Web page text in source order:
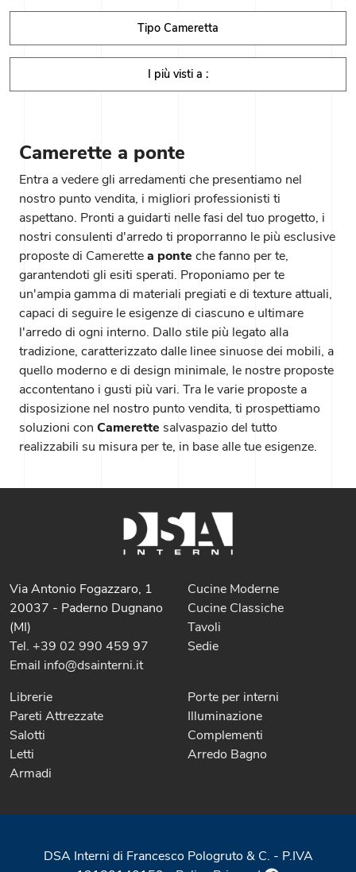
Tipo Cameretta
I più visti a :
Camerette a ponte
Entra a vedere gli arredamenti che presentiamo nel
nostro punto vendita, i migliori professionisti ti
aspettano. Pronti a guidarti nelle fasi del tuo progetto, i
nostri consulenti d'arredo ti proporranno le più esclusive
proposte di Camerettea ponte che fanno per te,
garantendoti gli esiti sperati. Proponiamo per te
un'ampia gamma di materiali pregiati e di texture attuali,
capaci di seguire le esigenze di ciascuno e ultimare
l'arredo di ogni interno. Dallo stile più legato alla
tradizione, caratterizzato dalle linee sinuose dei mobili, a
quello moderno e di design minimale, le nostre proposte
accontentano i gusti più vari. Tra le varie proposte a
disposizione nel nostro punto vendita, ti prospettiamo
soluzioni con Camerette salvaspazio del tutto
realizzabili su misura per te, in base alle tue esigenze.
Via Antonio Fogazzaro, 1
20037 - Paderno Dugnano
(MI)
Tel. +39 02 990 459 97
Email info@dsainterni.it
Cucine Moderne
Cucine Classiche
Tavoli
Sedie
Librerie
Pareti Attrezzate
Salotti
Letti
Armadi
Porte per interni
Illuminazione
Complementi
Arredo Bagno
DSA Interni di Francesco Pologruto & C. - P.IVA